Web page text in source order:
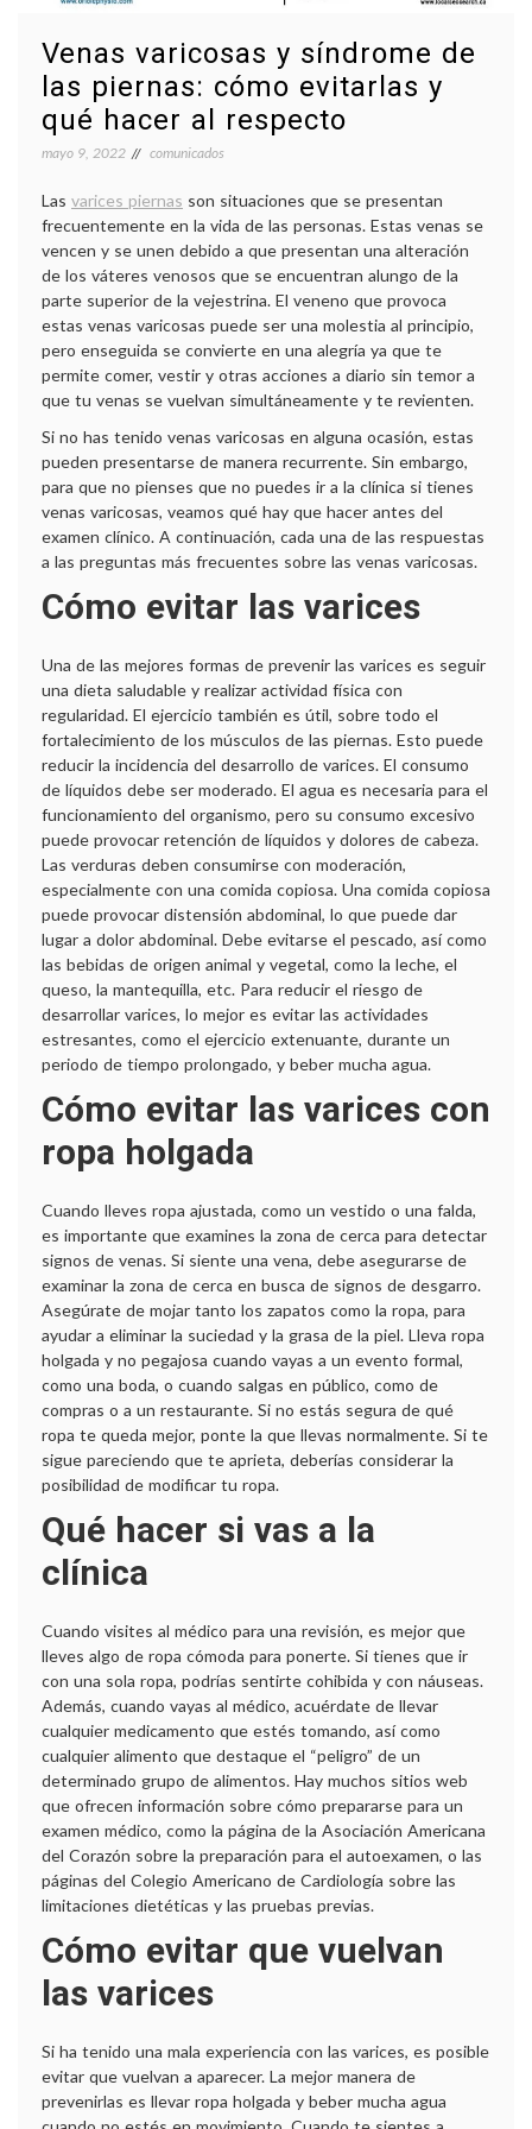
Venas varicosas y síndrome de
las piernas: cómo evitarlas y
qué hacer al respecto
mayo 9, 2022 comunicados
Las varices piernas son situaciones que se presentan
frecuentemente en la vida de las personas. Estas venas se
vencen y se unen debido a que presentan una alteración
de los váteres venosos que se encuentran alungo de la
parte superior de la vejestrina. El veneno que provoca
estas venas varicosas puede ser una molestia al principio,
pero enseguida se convierte en una alegría ya que te
permite comer, vestir y otras acciones a diario sin temor a
que tu venas se vuelvan simultáneamente y te revienten.
Si no has tenido venas varicosas en alguna ocasión, estas
pueden presentarse de manera recurrente. Sin embargo,
para que no pienses que no puedes ir a la clínica si tienes
venas varicosas, veamos qué hay que hacer antes del
examen clínico. A continuación, cada una de las respuestas
a las preguntas más frecuentes sobre las venas varicosas.
Cómo evitar las varices
Una de las mejores formas de prevenir las varices es seguir
una dieta saludable y realizar actividad física con
regularidad. El ejercicio también es útil, sobre todo el
fortalecimiento de los músculos de las piernas. Esto puede
reducir la incidencia del desarrollo de varices. El consumo
de líquidos debe ser moderado. El agua es necesaria para el
funcionamiento del organismo, pero su consumo excesivo
puede provocar retención de líquidos y dolores de cabeza.
Las verduras deben consumirse con moderación,
especialmente con una comida copiosa. Una comida copiosa
puede provocar distensión abdominal, lo que puede dar
lugar a dolor abdominal. Debe evitarse el pescado, así como
las bebidas de origen animal y vegetal, como la leche, el
queso, la mantequilla, etc. Para reducir el riesgo de
desarrollar varices, lo mejor es evitar las actividades
estresantes, como el ejercicio extenuante, durante un
periodo de tiempo prolongado, y beber mucha agua.
Cómo evitar las varices con
ropa holgada
Cuando lleves ropa ajustada, como un vestido o una falda,
es importante que examines la zona de cerca para detectar
signos de venas. Si siente una vena, debe asegurarse de
examinar la zona de cerca en busca de signos de desgarro.
Asegúrate de mojar tanto los zapatos como la ropa, para
ayudar a eliminar la suciedad y la grasa de la piel. Lleva ropa
holgada y no pegajosa cuando vayas a un evento formal,
como una boda, o cuando salgas en público, como de
compras o a un restaurante. Si no estás segura de qué
ropa te queda mejor, ponte la que llevas normalmente. Si te
sigue pareciendo que te aprieta, deberías considerar la
posibilidad de modificar tu ropa.
Qué hacer si vas a la
clínica
Cuando visites al médico para una revisión, es mejor que
lleves algo de ropa cómoda para ponerte. Si tienes que ir
con una sola ropa, podrías sentirte cohibida y con náuseas.
Además, cuando vayas al médico, acuérdate de llevar
cualquier medicamento que estés tomando, así como
cualquier alimento que destaque el “peligro” de un
determinado grupo de alimentos. Hay muchos sitios web
que ofrecen información sobre cómo prepararse para un
examen médico, como la página de la Asociación Americana
del Corazón sobre la preparación para el autoexamen, o las
páginas del Colegio Americano de Cardiología sobre las
limitaciones dietéticas y las pruebas previas.
Cómo evitar que vuelvan
las varices
Si ha tenido una mala experiencia con las varices, es posible
evitar que vuelvan a aparecer. La mejor manera de
prevenirlas es llevar ropa holgada y beber mucha agua